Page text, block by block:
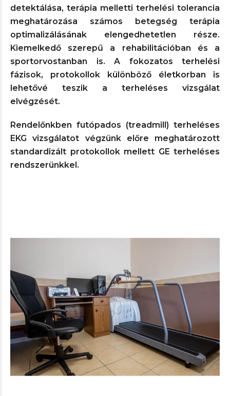
detektálása, terápia melletti terhelési tolerancia
meghatározása számos betegség terápia
optimalizálásának elengedhetetlen része.
Kiemelkedő szerepű a rehabilitációban és a
sportorvostanban is. A fokozatos terhelési
fázisok, protokollok különböző életkorban is
lehetővé teszik a terheléses vizsgálat
elvégzését.
Rendelőnkben futópados (treadmill) terheléses
EKG vizsgálatot végzünk előre meghatározott
standardizált protokollok mellett GE terheléses
rendszerünkkel.